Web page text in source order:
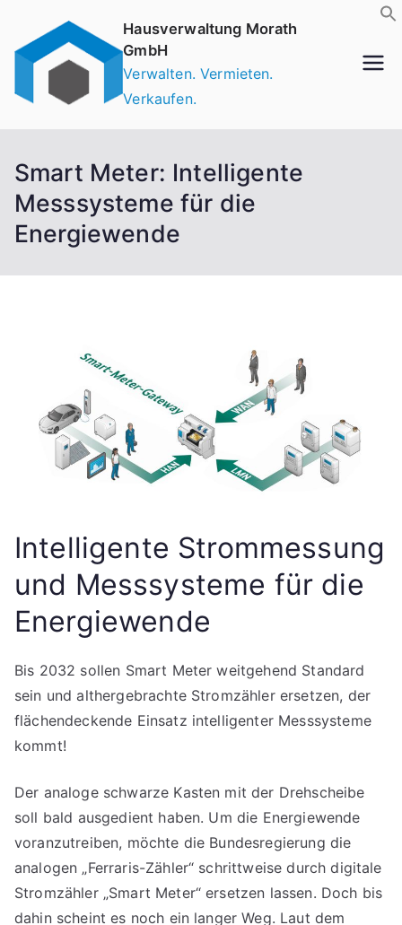
Inhalt
springen
Hausverwaltung Morath
GmbH
Verwalten. Vermieten.
Verkaufen.
Smart Meter: Intelligente
Messsysteme für die
Energiewende
Intelligente Strommessung
und Messsysteme für die
Energiewende
Bis 2032 sollen Smart Meter weitgehend Standard
sein und althergebrachte Stromzähler ersetzen, der
flächendeckende Einsatz intelligenter Messsysteme
kommt!
Der analoge schwarze Kasten mit der Drehscheibe
soll bald ausgedient haben. Um die Energiewende
voranzutreiben, möchte die Bundesregierung die
analogen „Ferraris-Zähler“ schrittweise durch digitale
Stromzähler „Smart Meter“ ersetzen lassen. Doch bis
dahin scheint es noch ein langer Weg. Laut dem